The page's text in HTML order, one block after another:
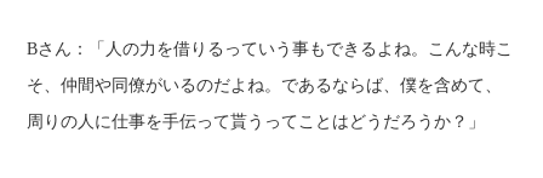
Bさん：
「人の力を借りるっていう事もできるよね。こんな時こ
そ、仲間や同僚がいるのだよね。であるならば、僕を含めて、
周りの人に仕事を手伝って貰うってことはどうだろうか？」